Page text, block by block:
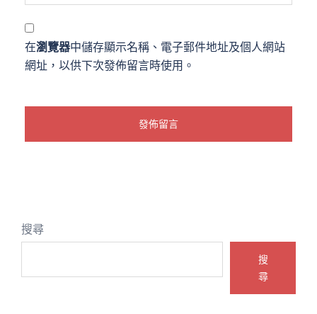
在瀏覽器中儲存顯示名稱、電子郵件地址及個人網站
網址，以供下次發佈留言時使用。
搜尋
搜
尋